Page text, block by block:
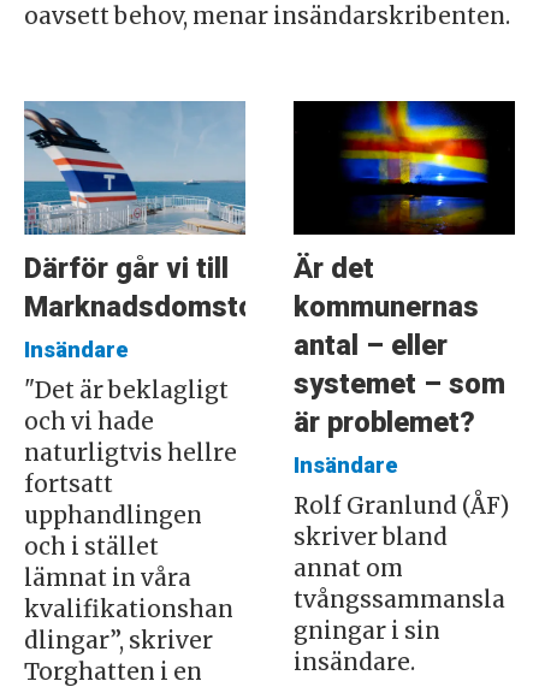
oavsett behov, menar insändarskribenten.
Därför går vi till
Marknadsdomstolen
Insändare
"Det är beklagligt
och vi hade
naturligtvis hellre
fortsatt
upphandlingen
och i stället
lämnat in våra
kvalifikationshan
dlingar”, skriver
Torghatten i en
Är det
kommunernas
antal – eller
systemet – som
är problemet?
Insändare
Rolf Granlund (ÅF)
skriver bland
annat om
tvångssammansla
gningar i sin
insändare.